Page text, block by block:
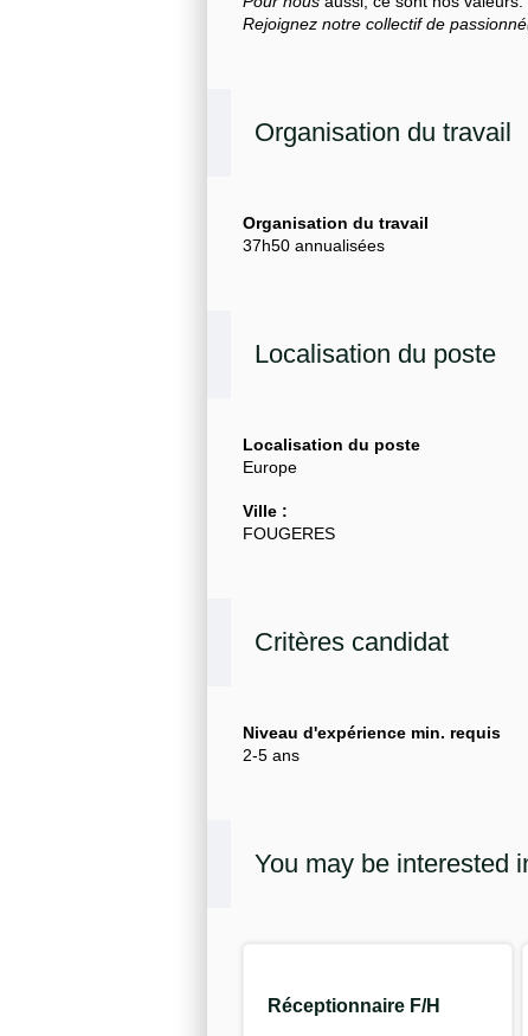
Rejoignez notre collectif de
Organisation du travail
Organisation du travail
37h50 annualisées
Localisation du poste
Localisation du poste
Europe
Ville :
FOUGERES
Critères candidat
Niveau d'expérience min. requis
2-5 ans
You may be interested
Réceptionnaire F/H